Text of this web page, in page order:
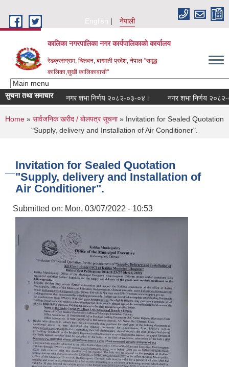
English
नेपाली
कालिका नगरपालिका नगर कार्यपालिकाकाे कार्यालय
रेडक्रसग्राम, चितवन, बागमती प्रदेश, नेपाल-"समृद्ध
कालिका,सुखी कालिकावासी"
सुचना तथा समाचार नगर शभा निर्णय २०८२-०३-०४। नगर शभा निर्णय २०८२-
You are here
Home » सार्वजनिक खरीद / बाेलपत्र सूचना» Invitation for Sealed Quotation
"Supply, delivery and Installation of Air Conditioner".
Invitation for Sealed Quotation
"Supply, delivery and Installation of
Air Conditioner".
Submitted on: Mon, 03/07/2022 - 10:53